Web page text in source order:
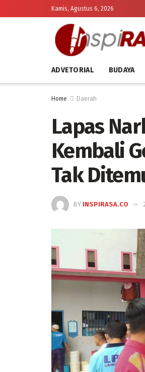
Kamis, Agustus 6, 2026
ADVETORIAL BUDAYA
Home Daerah
Lapas
Kembali
Tak
BY INSPIRASA.CO